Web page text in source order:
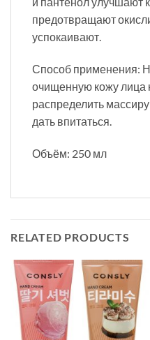
предотвращают
успокаивают.
Способ применения:
очищенную кожу лица
распределить
дать впитаться.
Объём: 250 мл
RELATED PRODUCTS